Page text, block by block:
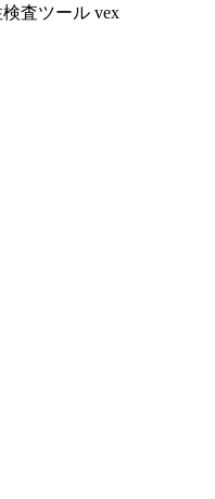
査ツール vex